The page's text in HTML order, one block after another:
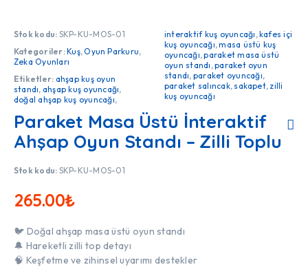
Stok kodu: SKP-KU-MOS-01
Kategoriler:Kuş,Oyun Parkuru,
Zeka Oyunları
Etiketler: ahşap kuş oyun
standı, ahşap kuş oyuncağı,
doğal ahşap kuş oyuncağı,
interaktif kuş oyuncağı , kafes içi
kuş oyuncağı,masa üstü kuş
oyuncağı,paraket masa üstü
oyun standı ,paraket oyun
standı, paraket oyuncağı,
paraket salıncak, sakapet, zilli
kuş oyuncağı
Paraket Masa Üstü İnteraktif
Ahşap Oyun Standı – Zilli Toplu
Stok kodu: SKP-KU-MOS-01
265.00₺
🐦 Doğal ahşap masa üstü oyun standı
🔔 Hareketli zilli top detayı
🧠 Keşfetme ve zihinsel uyarımı destekler